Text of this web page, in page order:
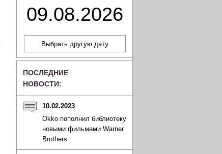
09.08.2026
ПОСЛЕДНИЕ
НОВОСТИ:
10.02.2023
Okko пополнил библиотеку
новыми фильмами Warner
Brothers